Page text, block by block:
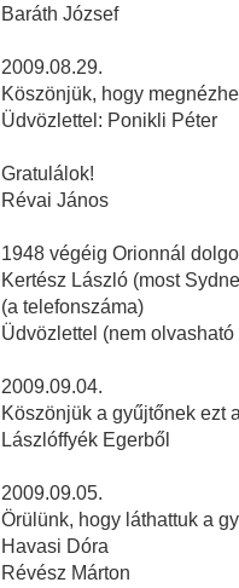
Baráth József
2009.08.29.
Köszönjük, hogy
Üdvözlettel: Ponikli Péter
Gratulálok!
Révai János
1948 végéig Orionnál
Kertész László (most
(a telefonszáma)
Üdvözlettel (nem olvasható
2009.09.04.
Köszönjük a gyűjtőnek ezt
Lászlóffyék Egerből
2009.09.05.
Örülünk, hogy láthattuk a
Havasi Dóra
Révész Márton